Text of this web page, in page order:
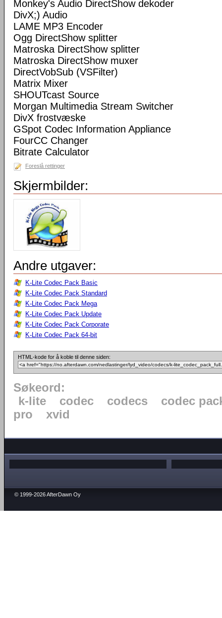
Monkey's Audio DirectShow dekoder
DivX;) Audio
LAME MP3 Encoder
Ogg DirectShow splitter
Matroska DirectShow splitter
Matroska DirectShow muxer
DirectVobSub (VSFilter)
Matrix Mixer
SHOUTcast Source
Morgan Multimedia Stream Switcher
DivX frostvæske
GSpot Codec Information Appliance
FourCC Changer
Bitrate Calculator
Foreslå rettinger
Skjermbilder:
Andre utgaver:
K-Lite Codec Pack Basic
K-Lite Codec Pack Standard
K-Lite Codec Pack Mega
K-Lite Codec Pack Update
K-Lite Codec Pack Corporate
K-Lite Codec Pack 64-bit
HTML-kode for å koble til denne siden:
Søkeord:
k-lite
codec codecs
codec
pro
xvid
© 1999-2026 AfterDawn Oy